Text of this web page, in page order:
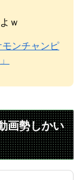
窪田康志】
窪田康志】
ｗ
ンチャンピ
画勢しかい